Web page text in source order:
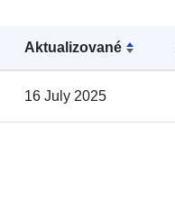
Aktualizované
16 July 2025Zemepisné
pokrytie: